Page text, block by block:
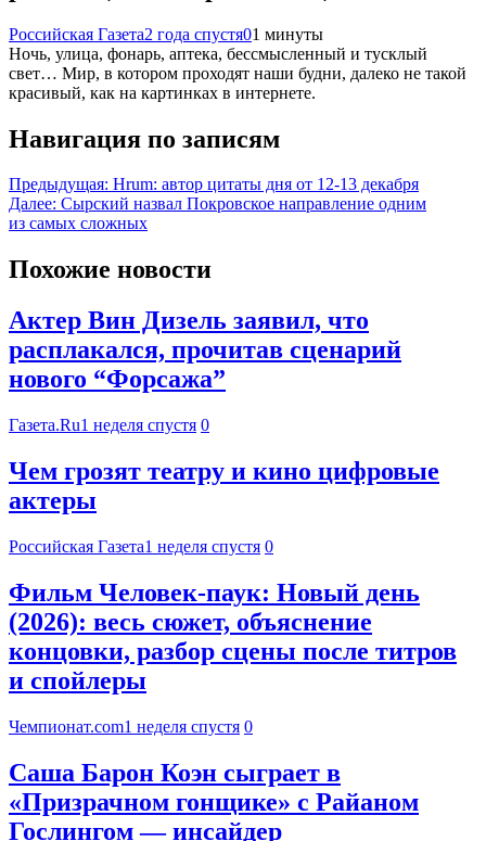
Российская Газета2 года спустя01 минуты
Ночь, улица, фонарь, аптека, бессмысленный и тусклый
свет… Мир, в котором проходят наши будни, далеко не такой
красивый, как на картинках в интернете.
Навигация по записям
Предыдущая: Hrum: автор цитаты дня от 12-13 декабря
Далее: Сырский назвал Покровское направление одним
из самых сложных
Похожие новости
Актер Вин Дизель заявил, что
расплакался, прочитав сценарий
нового “Форсажа”
Газета.Ru1 неделя спустя 0
Чем грозят театру и кино цифровые
актеры
Российская Газета1 неделя спустя 0
Фильм Человек-паук: Новый день
(2026): весь сюжет, объяснение
концовки, разбор сцены после титров
и спойлеры
Чемпионат.com1 неделя спустя 0
Саша Барон Коэн сыграет в
«Призрачном гонщике» с Райаном
Гослингом — инсайдер